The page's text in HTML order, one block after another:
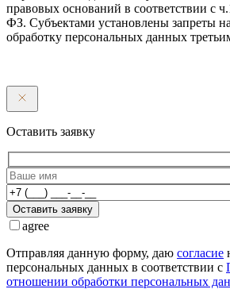
правовых оснований в соответствии с
ФЗ. Субъектами установлены запреты
обработку персональных данных
Оставить заявку
Оставить заявку
agree
Отправляя данную форму, даю согласие
персональных данных в соответствии с
отношении обработки персональных